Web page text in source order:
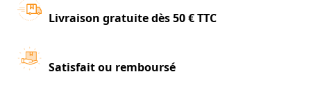
Livraison gratuite dès 50 € TTC
Satisfait ou remboursé